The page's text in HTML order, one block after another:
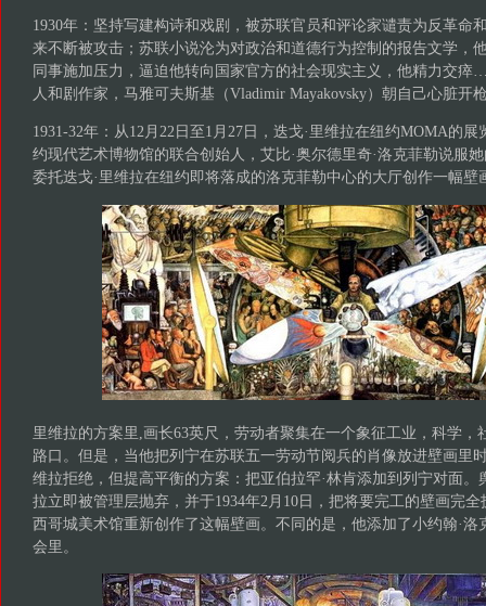
1930年：坚持写建构诗和戏剧，被苏联官员和评论家谴责为反革命
来不断被攻击；苏联小说沦为对政治和道德行为控制的报告文学，
同事施加压力，逼迫他转向国家官方的社会现实主义，他精力交瘁
人和剧作家，马雅可夫斯基（Vladimir Mayakovsky）朝自己心脏开
1931-32年：从12月22日至1月27日，迭戈·里维拉在纽约MOMA的
约现代艺术博物馆的联合创始人，艾比·奥尔德里奇·洛克菲勒说服
委托迭戈·里维拉在纽约即将落成的洛克菲勒中心的大厅创作一幅
里维拉的方案里,画长63英尺，劳动者聚集在一个象征工业，科学，
路口。但是，当他把列宁在苏联五一劳动节阅兵的肖像放进壁画里
维拉拒绝，但提高平衡的方案：把亚伯拉罕·林肯添加到列宁对面。
拉立即被管理层抛弃，并于1934年2月10日，把将要完工的壁画完
西哥城美术馆重新创作了这幅壁画。不同的是，他添加了小约翰·洛
会里。